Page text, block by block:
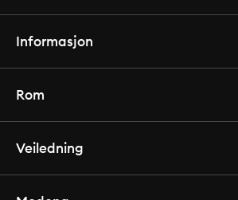
Informasjon
Rom
Veiledning